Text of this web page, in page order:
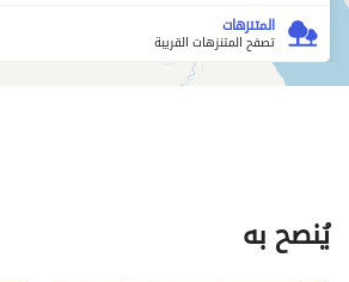
المتنزهات
تصفح المتنزهات القريبة
يُنصح به